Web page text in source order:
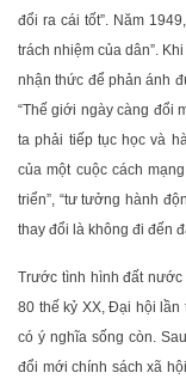
đổi ra cái tốt”. Năm
trách nhiệm của dân”.
nhận thức để phản ánh
“Thế giới ngày càng đổi
ta phải tiếp tục học và
của một cuộc cách
triển”, “tư tưởng hành
thay đổi là không đi đến
Trước tình hình đất
80 thế kỷ XX, Đại hội
có ý nghĩa sống còn.
đổi mới chính sách xã